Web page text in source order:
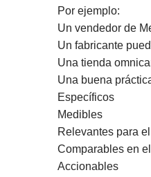
Por ejemplo:
Un vendedor de
Un fabricante
Una tienda
Una buena
Específicos
Medibles
Relevantes para
Comparables en
Accionables